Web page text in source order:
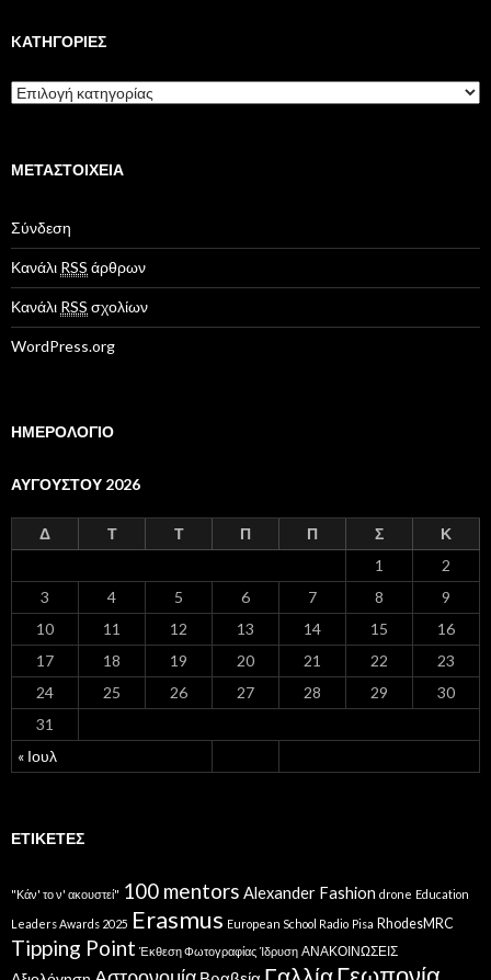
ίKΑΤΗΓΟΡΊΕΣ
K
α
γ
ί
ε
ς
ΜΕΤΑΣΤΟΙΧΕΊΑ
Σύνδεση
Κανάλι RSS άρθρων
Κανάλι RSS σχολίων
WordPress.org
ΗΜΕΡΟΛΟΓΙΟ
ΑΥΓΟΎΣΤΟΥ 2026
Δ Τ Τ Π Π Σ Κ
« Ιουλ
1
2
3
4 5 6 7 8
9
10
11 12 13 14 15
16
17
18 19 20 21 22
23
24
25 26 27 28 29
30
31
ΕΤΙΚΈΤΕΣ
"Κάν' το ν' ακουστεί" 100 mentors Alexander Fashion drone Education
Leaders Awards 2025 Erasmus European School Radio Pisa RhodesMRC
Tipping Point Έκθεση Φωτογραφίας Ίδρυση ΑΝΑΚΟΙΝΩΣΕΙΣ